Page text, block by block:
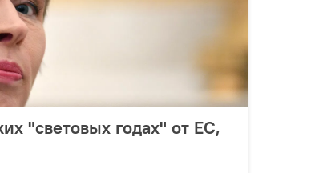
"световых годах" от ЕС,